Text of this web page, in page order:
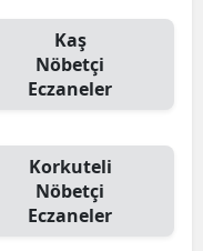
Kaş
Nöbetçi
Eczaneler
Korkuteli
Nöbetçi
Eczaneler